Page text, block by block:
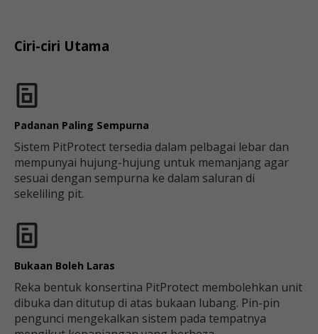
Ciri-ciri Utama
Padanan Paling Sempurna
Sistem PitProtect tersedia dalam pelbagai lebar dan
mempunyai hujung-hujung untuk memanjang agar
sesuai dengan sempurna ke dalam saluran di
sekeliling pit.
Bukaan Boleh Laras
Reka bentuk konsertina PitProtect membolehkan unit
dibuka dan ditutup di atas bukaan lubang. Pin-pin
pengunci mengekalkan sistem pada tempatnya